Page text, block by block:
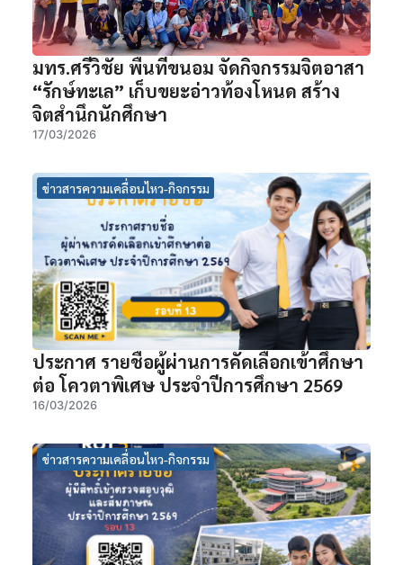
มทร.ศรีวิชัย พื้นที่ขนอม จัดกิจกรรมจิตอาสา
“รักษ์ทะเล” เก็บขยะอ่าวท้องโหนด สร้าง
จิตสำนึกนักศึกษา
17/03/2026
ข่าวสารความเคลื่อนไหว-กิจกรรม
ประกาศ รายชื่อผู้ผ่านการคัดเลือกเข้าศึกษา
ต่อ โควตาพิเศษ ประจำปีการศึกษา 2569
16/03/2026
ข่าวสารความเคลื่อนไหว-กิจกรรม